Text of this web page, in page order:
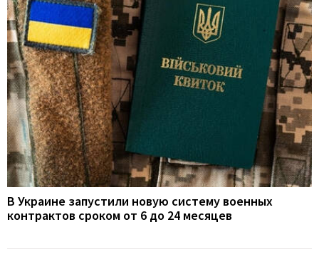
В Украине запустили новую систему военных
контрактов сроком от 6 до 24 месяцев